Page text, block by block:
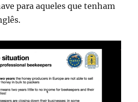
para aqueles que tenham